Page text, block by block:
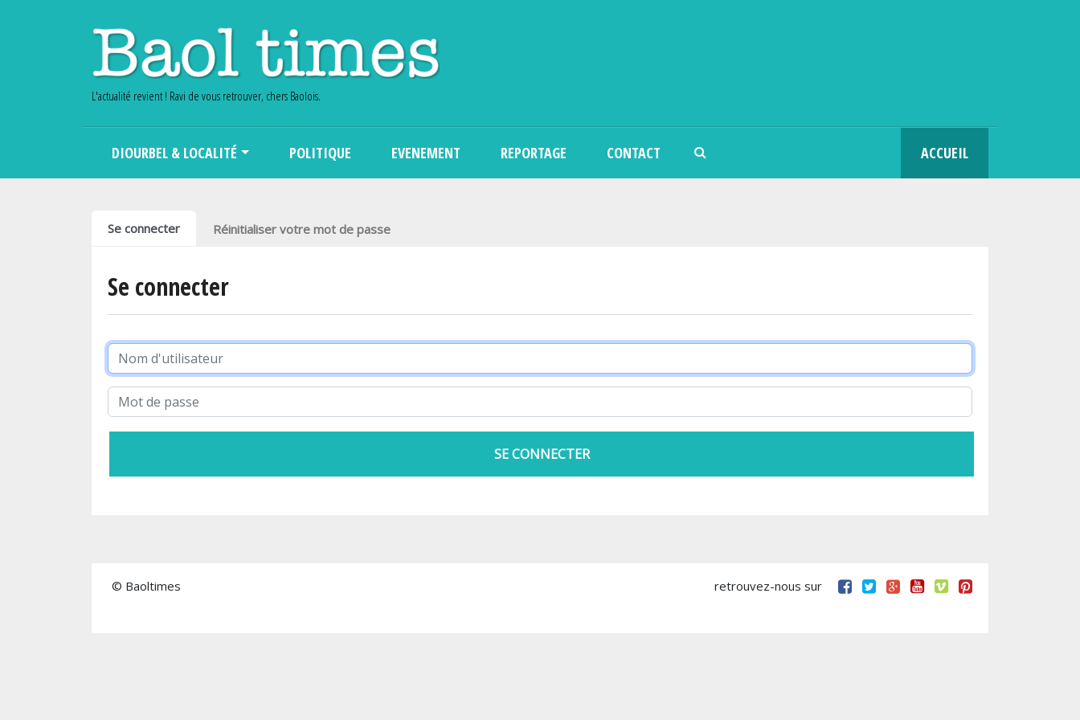
L'actualité revient ! Ravi de vous retrouver, chers Baolois.
DIOURBEL & LOCALITÉ POLITIQUE EVENEMENT REPORTAGE CONTACT ACCUEIL
Onglets principaux
Se connecter Réinitialiser votre mot de passe
Se connecter
© Baoltimes retrouvez-nous sur